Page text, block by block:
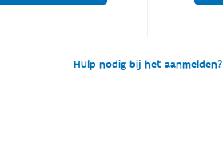
Hulp nodig bij het aanmelden?